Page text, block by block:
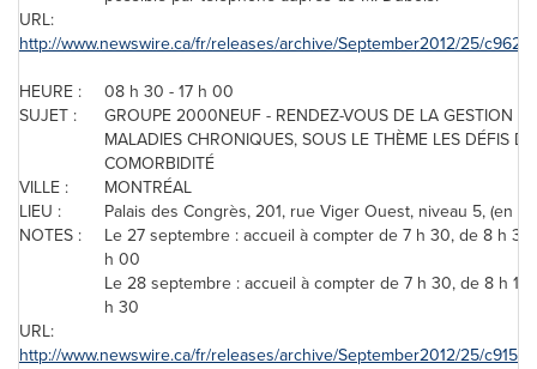
URL:
http://www.newswire.ca/fr/releases/archive/September2012/25/
HEURE :
08 h 30 - 17 h 00
SUJET :
GROUPE 2000NEUF - RENDEZ-VOUS DE LA GESTION
MALADIES CHRONIQUES, SOUS LE THÈME LES DÉFIS
COMORBIDITÉ
VILLE :
MONTRÉAL
LIEU :
Palais des Congrès, 201, rue Viger Ouest, niveau 5, (en
NOTES :
Le 27 septembre : accueil à compter de 7 h 30, de 8 h 30
h 00
Le 28 septembre : accueil à compter de 7 h 30, de 8 h 15
h 30
URL:
http://www.newswire.ca/fr/releases/archive/September2012/25/